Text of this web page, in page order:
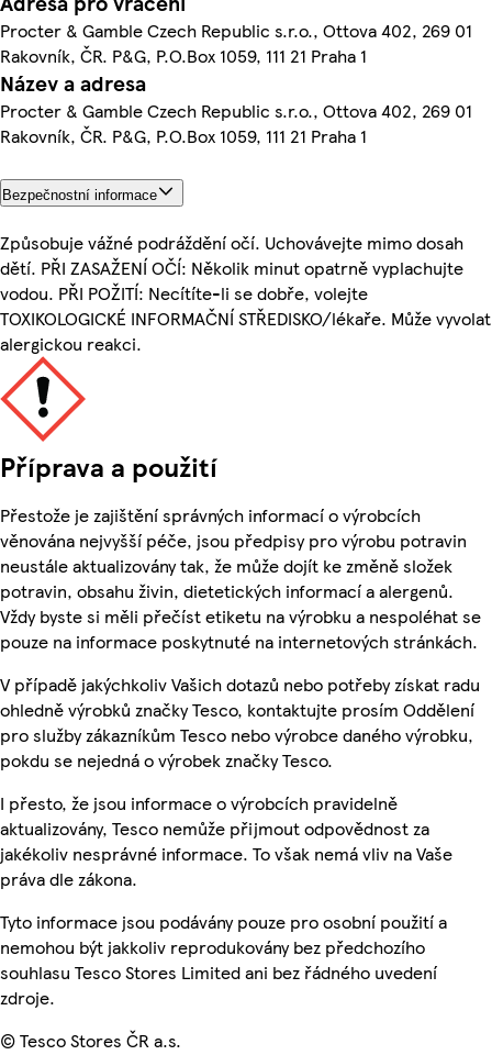
Procter & Gamble Czech Republic s.r.o., Ottova 402, 269 01
Rakovník, ČR. P&G, P.O.Box 1059, 111 21 Praha 1
Název a adresa
Procter & Gamble Czech Republic s.r.o., Ottova 402, 269 01
Rakovník, ČR. P&G, P.O.Box 1059, 111 21 Praha 1
Bezpečnostní informace
Způsobuje vážné podráždění očí. Uchovávejte mimo dosah
dětí. PŘI ZASAŽENÍ OČÍ: Několik minut opatrně vyplachujte
vodou. PŘI POŽITÍ: Necítíte-li se dobře, volejte
TOXIKOLOGICKÉ INFORMAČNÍ STŘEDISKO/lékaře. Může vyvolat
alergickou reakci.
Příprava a použití
Přestože je zajištění správných informací o výrobcích
věnována nejvyšší péče, jsou předpisy pro výrobu potravin
neustále aktualizovány tak, že může dojít ke změně složek
potravin, obsahu živin, dietetických informací a alergenů.
Vždy byste si měli přečíst etiketu na výrobku a nespoléhat se
pouze na informace poskytnuté na internetových stránkách.
V případě jakýchkoliv Vašich dotazů nebo potřeby získat radu
ohledně výrobků značky Tesco, kontaktujte prosím Oddělení
pro služby zákazníkům Tesco nebo výrobce daného výrobku,
pokdu se nejedná o výrobek značky Tesco.
I přesto, že jsou informace o výrobcích pravidelně
aktualizovány, Tesco nemůže přijmout odpovědnost za
jakékoliv nesprávné informace. To však nemá vliv na Vaše
práva dle zákona.
Tyto informace jsou podávány pouze pro osobní použití a
nemohou být jakkoliv reprodukovány bez předchozího
souhlasu Tesco Stores Limited ani bez řádného uvedení
zdroje.
© Tesco Stores ČR a.s.